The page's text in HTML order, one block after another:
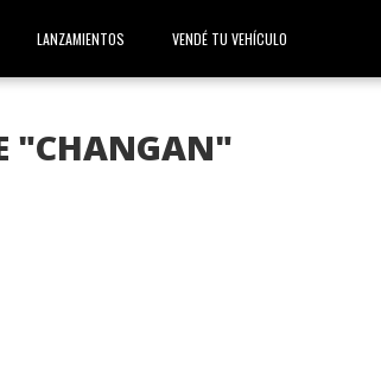
LANZAMIENTOS VENDÉ TU VEHÍCULO
"CHANGAN"